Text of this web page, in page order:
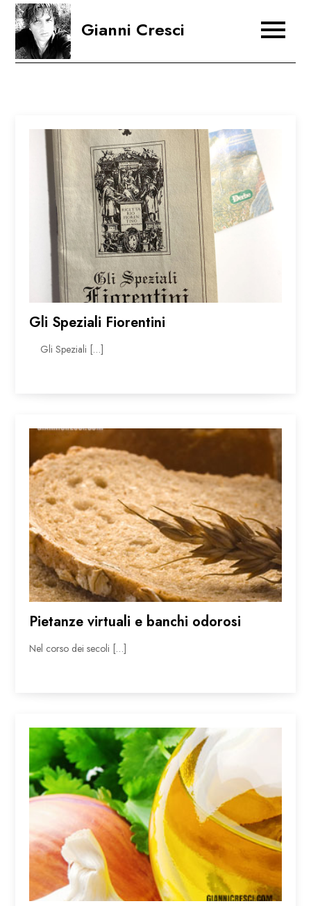
Skip
content
Gianni Cresci
Gli Speziali Fiorentini
Gli Speziali […]
Pietanze virtuali e banchi odorosi
Nel corso dei secoli […]